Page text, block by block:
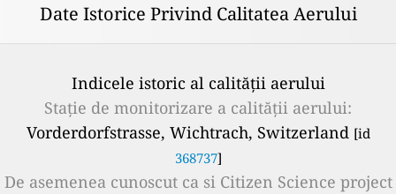
Date Istorice Privind Calitatea Aerului
Indicele istoric al calității aerului
Stație de monitorizare a calității aerului:
Vorderdorfstrasse, Wichtrach, Switzerland [id
368737]
De asemenea cunoscut ca siCitizen Science project